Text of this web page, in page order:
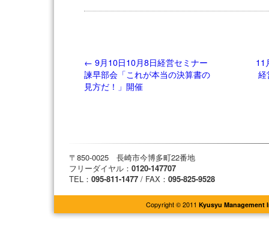
← 9月10日10月8日経営セミナー
諫早部会「これが本当の決算書の
見方だ！」開催
11
経
〒850-0025 長崎市今博多町22番地
フリーダイヤル： 0120-147707
TEL： 095-811-1477 / FAX： 095-825-9528
Copyright © 2011 Kyusyu Management